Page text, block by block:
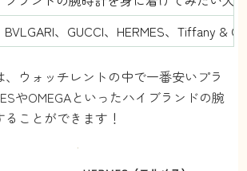
BVLGARI、GUCCI、HERMES、Tiffany
、ウォッチレントの中で一番安いプラ
やOMEGAといったハイブランドの腕
ことができます！